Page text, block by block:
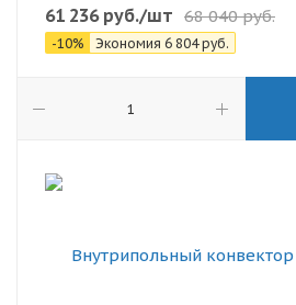
61 236руб./шт 68 040руб.
-10% Экономия 6 804руб.